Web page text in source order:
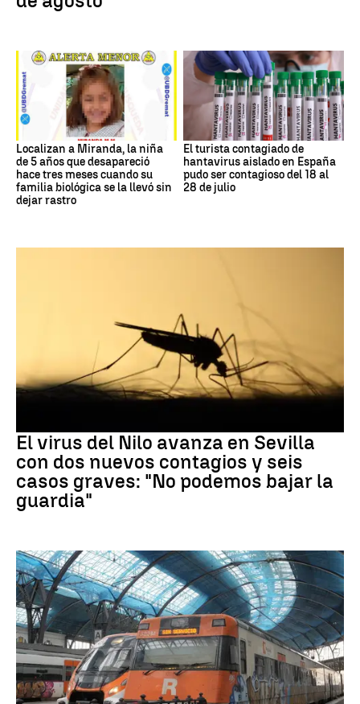
Localizan a Miranda, la niña
de 5 años que desapareció
hace tres meses cuando su
familia biológica se la llevó sin
dejar rastro
El turista contagiado de
hantavirus aislado en España
pudo ser contagioso del 18 al
28 de julio
El virus del Nilo avanza en Sevilla
con dos nuevos contagios y seis
casos graves: "No podemos bajar la
guardia"